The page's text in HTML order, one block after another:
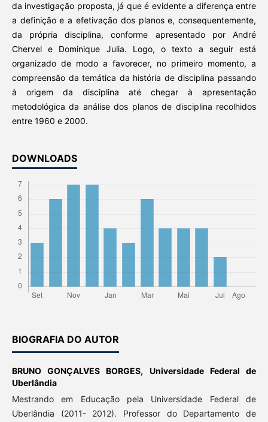
da investigação proposta, já que é evidente a diferença entre
a definição e a efetivação dos planos e, consequentemente,
da própria disciplina, conforme apresentado por André
Chervel e Dominique Julia. Logo, o texto a seguir está
organizado de modo a favorecer, no primeiro momento, a
compreensão da temática da história de disciplina passando
à origem da disciplina até chegar à apresentação
metodológica da análise dos planos de disciplina recolhidos
entre 1960 e 2000.
DOWNLOADS
BIOGRAFIA DO AUTOR
BRUNO GONÇALVES BORGES, Universidade Federal de
Uberlândia
Mestrando em Educação pela Universidade Federal de
Uberlândia (2011- 2012). Professor do Departamento de